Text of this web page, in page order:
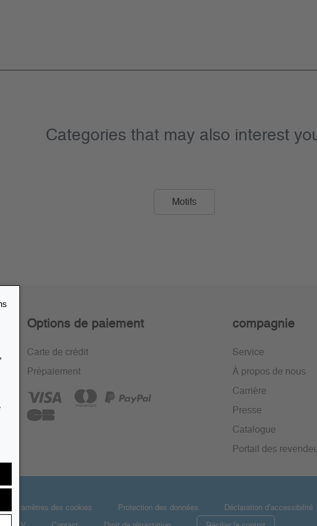
Categories that may also interest
Motifs
Options de paiement
Carte de crédit
Prépaiement
compagnie
Service
À propos de nous
Carrière
Presse
Catalogue
Portail des
Paramètres des cookies Protection des données Déclaration d’accessibilité